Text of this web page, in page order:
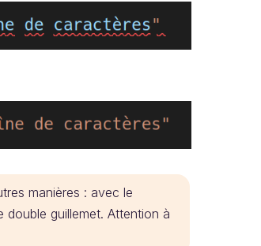
manières : avec le
double guillemet. Attention à